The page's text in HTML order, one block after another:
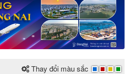
Thay đổi màu sắc